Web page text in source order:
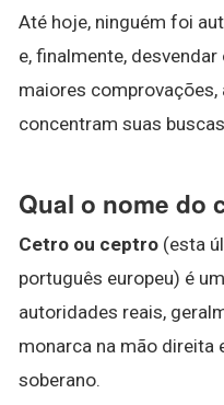
Até hoje, ninguém foi
e, finalmente,
maiores
concentram suas
Qual o nome do
Cetro ou ceptro (esta
português europeu) é
autoridades reais,
monarca na mão direita
soberano.